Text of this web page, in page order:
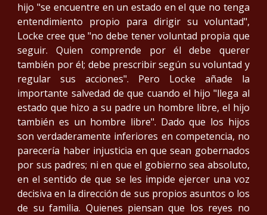
hijo "se encuentre en un estado en el que no tenga
entendimiento propio para dirigir su voluntad",
Locke cree que "no debe tener voluntad propia que
seguir. Quien comprende por él debe querer
también por él; debe prescribir según su voluntad y
regular sus acciones". Pero Locke añade la
importante salvedad de que cuando el hijo "llega al
estado que hizo a su padre un hombre libre, el hijo
también es un hombre libre". Dado que los hijos
son verdaderamente inferiores en competencia, no
parecería haber injusticia en que sean gobernados
por sus padres; ni en que el gobierno sea absoluto,
en el sentido de que se les impide ejercer una voz
decisiva en la dirección de sus propios asuntos o los
de su familia. Quienes piensan que los reyes no